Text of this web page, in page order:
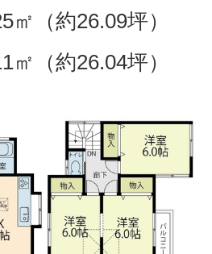
㎡（約26.09坪）
㎡（約26.04坪）